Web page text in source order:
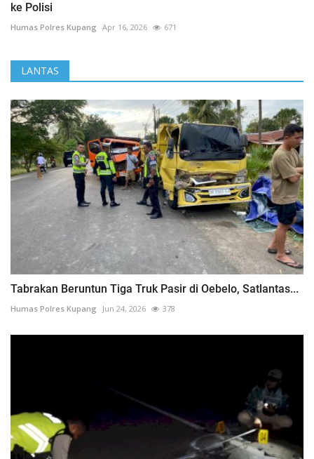
ke Polisi
Humas Polres Kupang Apr 16, 2026 671
LANTAS
Tabrakan Beruntun Tiga Truk Pasir di Oebelo, Satlantas...
Humas Polres Kupang Jun 24, 2026 378